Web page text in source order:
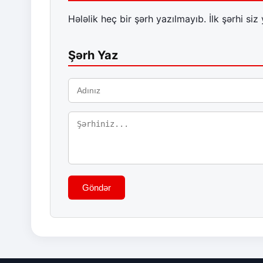
Hələlik heç bir şərh yazılmayıb. İlk şərhi siz
Şərh Yaz
Göndər